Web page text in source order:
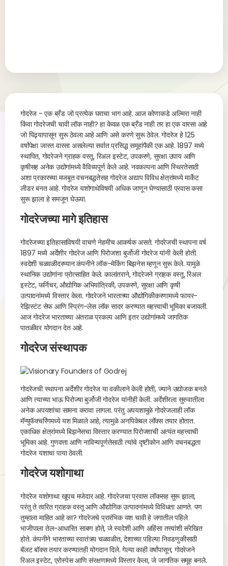
गोदरेज - एक ब्रँड जो प्रत्येक घराचा भाग आहे. आज कोणाकडे अल्मिरा नाही
किंवा गोदरेजची चावी लॉक नाही? हा केवळ एक ब्रँड नाही तर हा एक वारसा आहे
जो पिढ्यापासून सुरू ठेवला आहे आणि असे करणे सुरू ठेवेल. गोदरेज हे 125
वर्षांपेक्षा जास्त वारसा असलेल्या सर्वात प्रसिद्ध समूहांपैकी एक आहे. 1897 मध्ये
स्थापित, गोदरेजने ग्राहक वस्तू, रिअल इस्टेट, उपकरणे, सुरक्षा उपाय आणि
कृषीसह अनेक उद्योगांमध्ये वैविध्यपूर्ण केले आहे. नवकल्पना आणि स्थिरतेसाठी
अशा प्रकारच्या मजबूत वचनबद्धतेसह गोदरेज अद्याप विविध क्षेत्रांमध्ये मार्केट
लीडर बनत आहे. गोदरेज यशोगाथेविषयी अधिक जाणून घेण्यासाठी प्रवास कसा
सुरू झाला हे समजून घेऊया.
गोदरेजच्या मागे इतिहास
गोदरेजच्या इतिहासाविषयी वाचणे नेहमीच आकर्षक असते. गोदरेजची स्थापना वर्ष
1897 मध्ये अर्देशीर गोदरेज आणि पिरोजशा बुर्जोजी गोदरेज यांनी केली होती.
स्वदेशी चळवळीदरम्यान कंपनीने लॉक-मेकिंग बिझनेस म्हणून सुरू केले. यामुळे
स्थानिक उद्योगांना प्रोत्साहित केले. कालांतराने, गोदरेजने ग्राहक वस्तू, रिअल
इस्टेट, फर्निचर, औद्योगिक अभियांत्रिकी, उपकरणे, सुरक्षा आणि कृषी
उत्पादनांमध्ये विस्तार केला. गोदरेजने भारताच्या औद्योगिकीकरणामध्ये फायर-
रेझिस्टंट सेफ आणि स्प्रिंग-लेस लॉक सादर करण्यात महत्त्वाची भूमिका बजावली.
आज गोदरेज भारताच्या अंतराळ प्रकल्प आणि इतर उद्योगांमध्ये जागतिक
पातळीवर योगदान देत आहे.
गोदरेज संस्थापक
गोदरेजची स्थापना अर्देशीर गोदरेज या वकीलाने केली होती, ज्याने उद्योजक बनले
आणि त्याच्या भाऊ पिरोज्षा बुर्जोजी गोदरेज यांनीही केली. अर्देशीरला सुरुवातीला
अनेक अपयशांचा सामना करावा लागला. परंतु अपयशामुळे गोदरेजलाही लॉक
मॅन्युफॅक्चरिंगमध्ये यश मिळाले आहे, त्यामुळे अनपिकेबल लॉक्स तयार होतात.
एकाधिक क्षेत्रांमध्ये बिझनेसचा विस्तार करण्यात पिरोज्शाची अत्यंत महत्त्वाची
भूमिका आहे. गुणवत्ता आणि नाविन्यपूर्णतेसाठी त्यांचे दृष्टीकोन आणि वचनबद्धता
गोदरेज यशाचा पाया ठेवली.
गोदरेज यशोगाथा
गोदरेज यशोगाथा खूपच मजेदार आहे. गोदरेजचा प्रवास लॉकसह सुरू झाला,
परंतु ते त्वरित ग्राहक वस्तू आणि औद्योगिक उत्पादनांमध्ये विविधता आणते. पण
तुम्हाला माहित आहे का? गोदरेजचे प्रारंभिक यश चावी हे जगातील पहिले
भाजीपाला तेल-आधारित साबण होते, जे स्वदेशी आणि अहिंसा तत्त्वांशी संरेखित
होते. कंपनीने भारताच्या स्वातंत्र्य चळवळीत, देशाच्या पहिल्या निवडणुकीसाठी
बॅलट बॉक्स तयार करण्यातही योगदान दिले. गेल्या काही वर्षांपासून, गोदरेजने
रिअल इस्टेट, एरोस्पेस आणि संरक्षणामध्ये विस्तार केला, जे जागतिक समूह बनले.